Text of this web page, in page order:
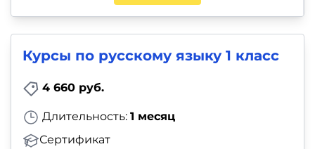
Курсы по русскому языку 1 класс
4 660 руб.
Длительность: 1 месяц
Сертификат